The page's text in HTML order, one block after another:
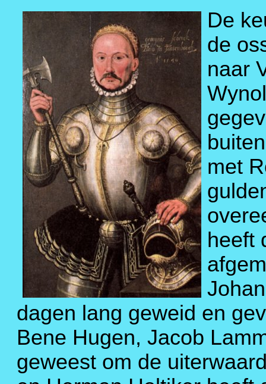
De
de
naar
met
heeft
dagen lang geweid en
Bene Hugen, Jacob
geweest om de